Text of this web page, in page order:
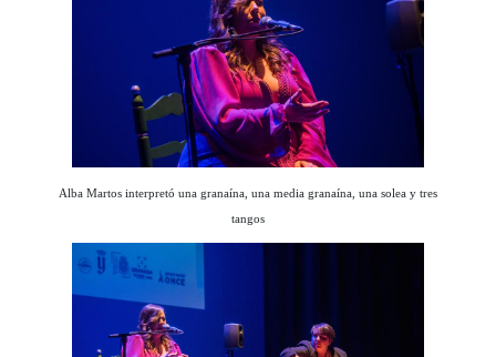
Alba Martos interpretó una granaína, una media granaína, una solea y tres
tangos